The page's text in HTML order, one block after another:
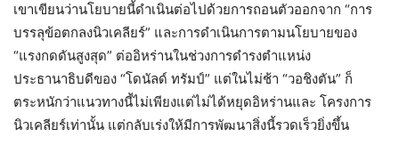
เขาเขียนว่านโยบายนี้ดำเนินต่อไปด้วยการถอนตัวออกจาก “การ
บรรลุข้อตกลงนิวเคลียร์” และการดำเนินการตามนโยบายของ
“แรงกดดันสูงสุด” ต่ออิหร่านในช่วงการดำรงตำแหน่ง
ประธานาธิบดีของ “โดนัลด์ ทรัมป์” แต่ในไม่ช้า “วอชิงตัน” ก็
ตระหนักว่าแนวทางนี้ไม่เพียงแต่ไม่ได้หยุดอิหร่านและ โครงการ
นิวเคลียร์เท่านั้น แต่กลับเร่งให้มีการพัฒนาสิ่งนี้รวดเร็วยิ่งขึ้น